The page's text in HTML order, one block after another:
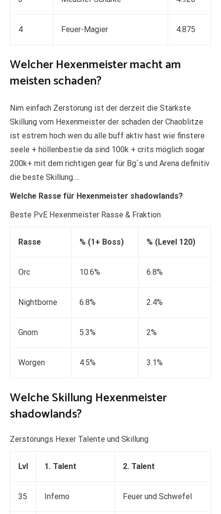
4 Feuer-Magier 4.875
Welcher Hexenmeister macht am
meisten schaden?
Nim einfach Zerstörung ist der derzeit die Stärkste
Skillung vom Hexenmeister der schaden der Chaoblitze
ist estrem hoch wen du alle buff aktiv hast wie finstere
seele + höllenbestie da sind 100k + crits möglich sogar
200k+ mit dem richtigen gear für Bg´s und Arena definitiv
die beste Skillung….
Welche Rasse für Hexenmeister shadowlands?
Beste PvE Hexenmeister Rasse & Fraktion
Rasse % (1+ Boss) % (Level 120)
Orc 10.6% 6.8%
Nightborne 6.8% 2.4%
Gnom 5.3% 2%
Worgen 4.5% 3.1%
Welche Skillung Hexenmeister
shadowlands?
Zerstörungs Hexer Talente und Skillung
Lvl 1. Talent 2. Talent
35 Inferno Feuer und Schwefel